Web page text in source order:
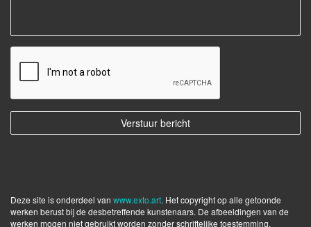
Deze site is onderdeel van www.exto.art. Het copyright op alle getoonde
werken berust bij de desbetreffende kunstenaars. De afbeeldingen van de
werken mogen niet gebruikt worden zonder schriftelijke toestemming.